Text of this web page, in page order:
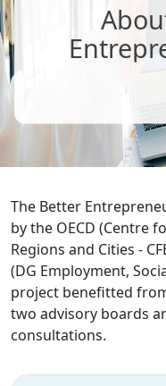
The Better
by the OECD (Centre
Regions and Cities -
(DG Employment,
project benefitted
two advisory boards
consultations.